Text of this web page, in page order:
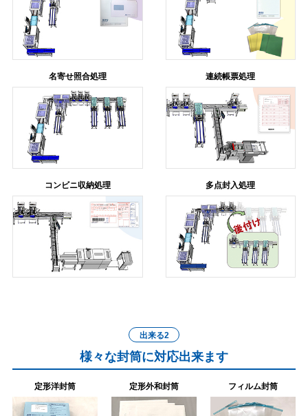
名寄せ照合処理 連続帳票処理
コンビニ収納処理 多点封入処理
出来る2
様々な封筒に対応出来ます
定形洋封筒 定形外和封筒 フィルム封筒